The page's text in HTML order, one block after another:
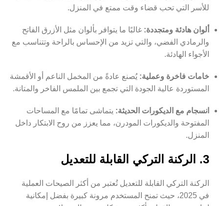
للأسر التي تحب قضاء وقت ممتع في المنزل.
ألوان هادئة ومتجددة: غالبًا ما يتوافر بألوان مثل الأزرق الفاتح
والرمادي الفضي، والتي تزيد من الإحساس بالراحة وتتناسب مع
الأجواء الهادئة.
خامات فاخرة وعملية: يُصنع عادةً من المخمل الناعم أو الأقمشة
المستوردة عالية الجودة التي تجمع بين الملمس الفاخر والمتانة.
انسجام مع الديكورات الحديثة: يتماشى تمامًا مع المساحات
المفتوحة والديكورات المودرن، مما يعزز من روح الابتكار داخل
المنزل.
3. الركنة التركي القابلة للتعديل
الركنة التركي القابلة للتعديل تُعتبر من أكثر الصيحات العملية
في 2025، حيث تمنح المستخدم مرونة كبيرة بفضل إمكانية